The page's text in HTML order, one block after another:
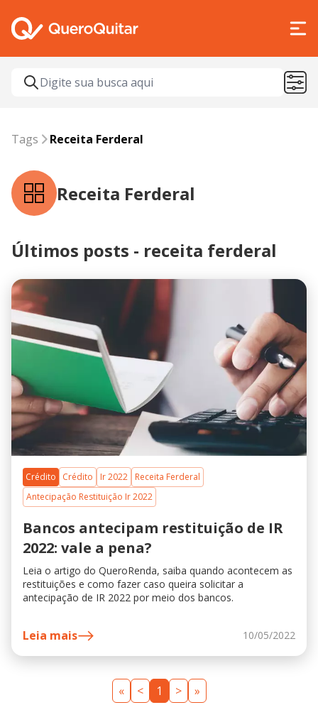
Tags receita ferderal
Tags Receita Ferderal
Receita Ferderal
Últimos posts - receita ferderal
Crédito Crédito Ir 2022
Receita Ferderal
Antecipação Restituição Ir 2022
Bancos antecipam restituição de IR
2022: vale a pena?
Leia o artigo do QueroRenda, saiba quando acontecem as
restituições e como fazer caso queira solicitar a
antecipação de IR 2022 por meio dos bancos.
Leia mais 10/05/2022
« < 1 > »